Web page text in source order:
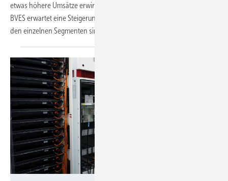
etwas höhere Umsätze erwirtschaften als noch im Jahr 2024. Der
BVES erwartet eine Steigerung um 13 Prozent. Doch die Aussichten in
den einzelnen Segmenten sind